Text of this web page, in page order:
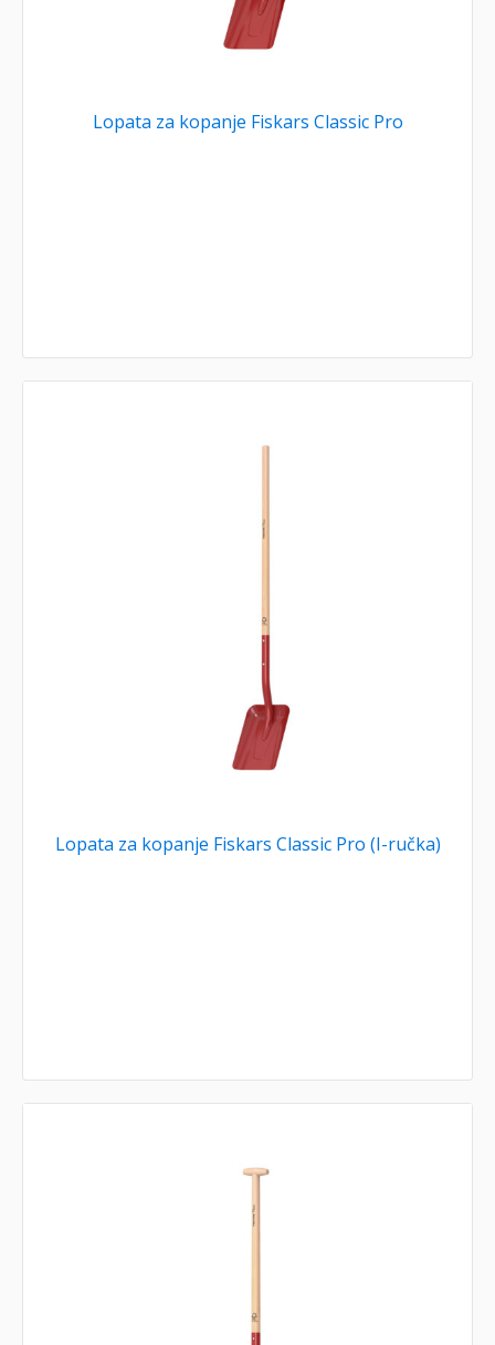
Lopata za kopanje Fiskars Classic Pro
Lopata za kopanje Fiskars Classic Pro (I-ručka)